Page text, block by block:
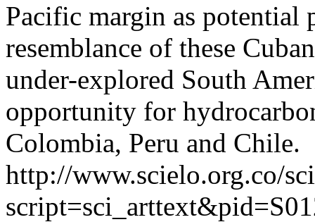
Pacific margin as potential
resemblance of these
under-explored South
opportunity for
Colombia, Peru and Chile.
http://www.scielo.org.co/